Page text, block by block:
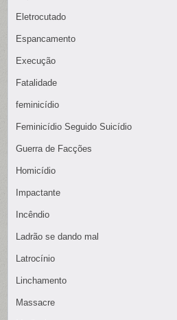
Eletrocutado
Espancamento
Execução
Fatalidade
feminicídio
Feminicídio Seguido Suicídio
Guerra de Facções
Homicídio
Impactante
Incêndio
Ladrão se dando mal
Latrocínio
Linchamento
Massacre